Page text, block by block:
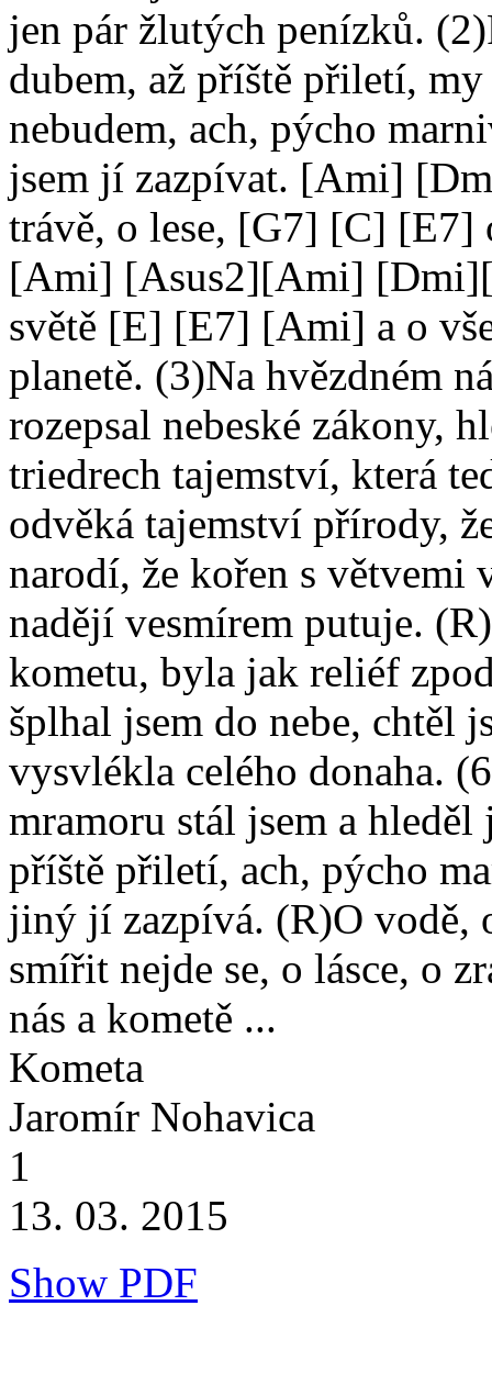
jen pár žlutých penízků.
dubem, až příště přiletí,
nebudem, ach, pýcho
jsem jí zazpívat. [Ami]
trávě, o lese, [G7] [C] [E7]
[Ami] [Asus2][Ami]
světě [E] [E7] [Ami] a o
planetě. (3)Na hvězdném
rozepsal nebeské zákony,
triedrech tajemství, která
odvěká tajemství přírody,
narodí, že kořen s větvemi
nadějí vesmírem putuje.
kometu, byla jak reliéf
šplhal jsem do nebe, chtěl
vysvlékla celého donaha.
mramoru stál jsem a
příště přiletí, ach, pýcho
jiný jí zazpívá. (R)O vodě,
smířit nejde se, o lásce, o
nás a kometě ...
Kometa
Jaromír Nohavica
1
13. 03. 2015
Show PDF